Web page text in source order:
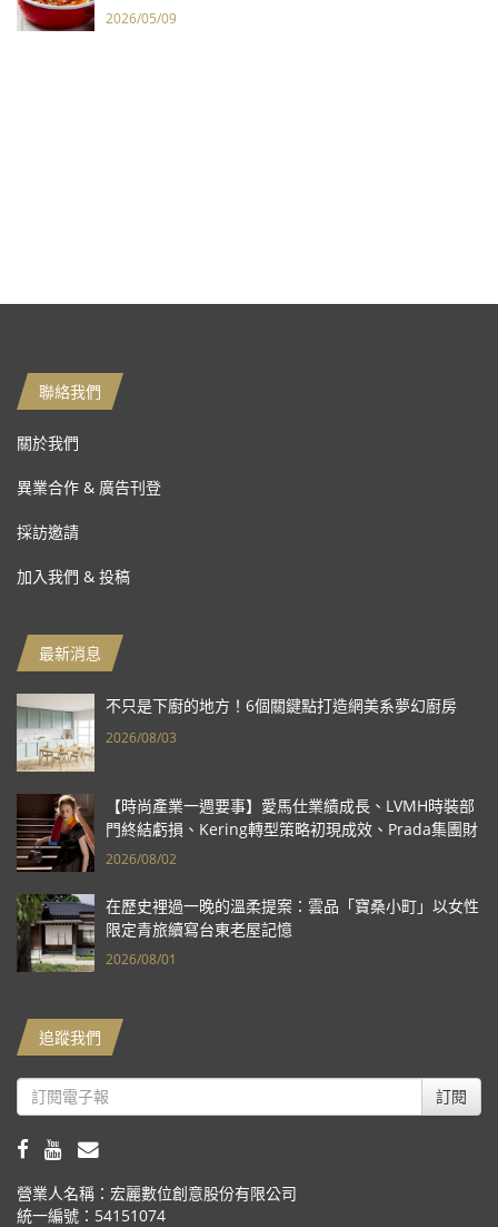
2026/05/09
聯絡我們
關於我們
異業合作 & 廣告刊登
採訪邀請
加入我們 & 投稿
最新消息
不只是下廚的地方！6個關鍵點打造網美系夢幻廚房
2026/08/03
【時尚產業一週要事】愛馬仕業績成長、LVMH時裝部
門終結虧損、Kering轉型策略初現成效、Prada集團財
報亮眼
2026/08/02
在歷史裡過一晚的溫柔提案：雲品「寶桑小町」以女性
限定青旅續寫台東老屋記憶
2026/08/01
追蹤我們
訂閱
營業人名稱：宏麗數位創意股份有限公司
統一編號：54151074